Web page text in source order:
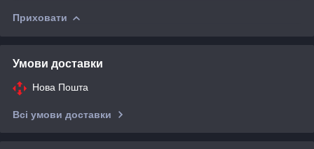
Приховати
Умови доставки
Нова Пошта
Всі умови доставки